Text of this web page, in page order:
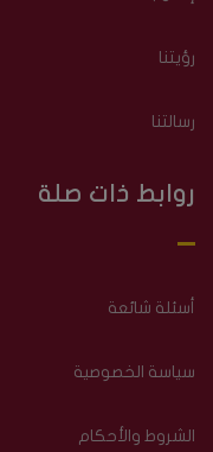
رؤيتنا
رسالتنا
روابط ذات صلة
أسئلة شائعة
سياسة الخصوصية
الشروط والأحكام